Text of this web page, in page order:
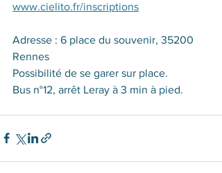
www.cielito.fr/inscriptions
Adresse : 6 place du souvenir, 35200
Rennes
Possibilité de se garer sur place.
Bus n°12, arrêt Leray à 3 min à pied.